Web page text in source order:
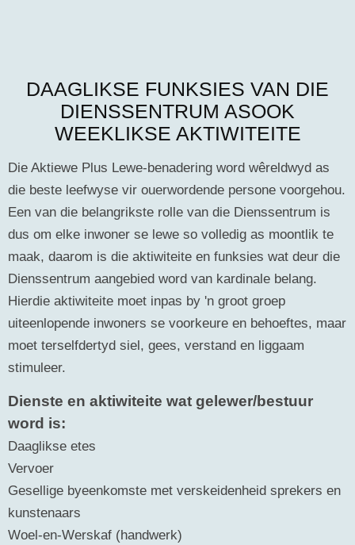
DAAGLIKSE FUNKSIES VAN DIE
DIENSSENTRUM ASOOK
WEEKLIKSE AKTIWITEITE
Die Aktiewe Plus Lewe-benadering word wêreldwyd as
die beste leefwyse vir ouerwordende persone voorgehou.
Een van die belangrikste rolle van die Dienssentrum is
dus om elke inwoner se lewe so volledig as moontlik te
maak, daarom is die aktiwiteite en funksies wat deur die
Dienssentrum aangebied word van kardinale belang.
Hierdie aktiwiteite moet inpas by 'n groot groep
uiteenlopende inwoners se voorkeure en behoeftes, maar
moet terselfdertyd siel, gees, verstand en liggaam
stimuleer.
Dienste en aktiwiteite wat gelewer/bestuur
word is:
Daaglikse etes
Vervoer
Gesellige byeenkomste met verskeidenheid sprekers en
kunstenaars
Woel-en-Werskaf (handwerk)